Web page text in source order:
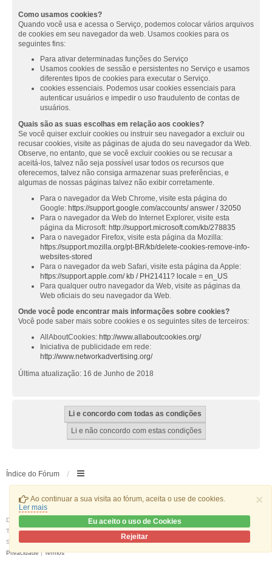
×
Ao continuar a sua visita ao fórum, aceita o use de cookies.
Ler mais
Eu aceito o uso de Cookies
Rejeitar
Como usamos cookies?
Quando você usa e acessa o Serviço, podemos colocar vários arquivos
de cookies em seu navegador da web. Usamos cookies para os
seguintes fins:
Para ativar determinadas funções do Serviço
Usamos cookies de sessão e persistentes no Serviço e usamos
diferentes tipos de cookies para executar o Serviço.
cookies essenciais. Podemos usar cookies essenciais para
autenticar usuários e impedir o uso fraudulento de contas de
usuários.
Quais são as suas escolhas em relação aos cookies?
Se você quiser excluir cookies ou instruir seu navegador a excluir ou
recusar cookies, visite as páginas de ajuda do seu navegador da Web.
Observe, no entanto, que se você excluir cookies ou se recusar a
aceitá-los, talvez não seja possível usar todos os recursos que
oferecemos, talvez não consiga armazenar suas preferências, e
algumas de nossas páginas talvez não exibir corretamente.
Para o navegador da Web Chrome, visite esta página do
Google: https://support.google.com/accounts/ answer / 32050
Para o navegador da Web do Internet Explorer, visite esta
página da Microsoft: http://support.microsoft.com/kb/278835
Para o navegador Firefox, visite esta página da Mozilla:
https://support.mozilla.org/pt-BR/kb/delete-cookies-remove-info-
websites-stored
Para o navegador da web Safari, visite esta página da Apple:
https://support.apple.com/ kb / PH21411? locale = en_US
Para qualquer outro navegador da Web, visite as páginas da
Web oficiais do seu navegador da Web.
Onde você pode encontrar mais informações sobre cookies?
Você pode saber mais sobre cookies e os seguintes sites de terceiros:
AllAboutCookies: http://www.allaboutcookies.org/
Iniciativa de publicidade em rede:
http://www.networkadvertising.org/
Última atualização: 16 de Junho de 2018
Índice do Fórum
Desenvolvido por
® Forum Software © phpBB Limited
Traduzido por:phpBB Portugal
Stylewe_universalcreated by INVENTEA & v12mike
Privacidade|Termos